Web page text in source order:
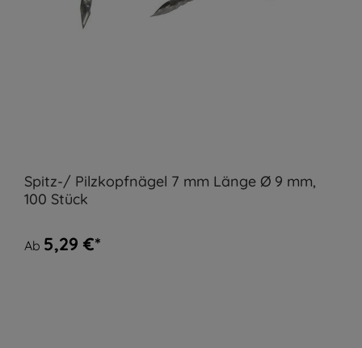
Spitz-/ Pilzkopfnägel 7 mm Länge Ø 9 mm,
100 Stück
Ab 5,29 €*